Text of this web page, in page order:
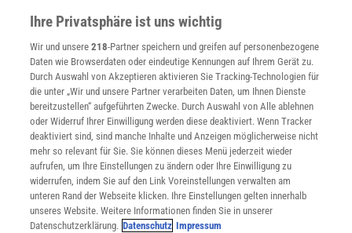
konzentrieren.
Belege dafürhaben Wissenschaftler der University of British
Columbia im kanadischen Vancouver zusammengetragen:
Müdigkeit verschlechterte beispielsweise
bei Kindern mit ADHS
auch die schulischen Leistungen - und zwar über die ADHS-
Symptome hinaus. Im Gehirn reagiert offenbar der präfrontale
Kortex besonders sensibel auf schlechten Schlaf, und dessen
Aufgaben liegen eben gerade in Bereichen wie Impulskontrolle und
Aufmerksamkeitssteuerung. Das zeigt einmal mehr: Die
Verbindung zwischen psychischen Erkrankungen und
Schlafstörungen ist beileibe keine Einbahnstraße - sondern verläuft
Presse
Verträge kündigen
Widerruf
INFO
Mediadaten
Datenschutz
Nutzungsbedingungen
Cookie-Einstellungen
Utiq verwalten
Nutzungsbasierte Onlinewerbung
Alle Artikel
Impressum
Ihre Privatsphäre ist uns wichtig
Wir und unsere218-Partner speichern und greifen auf personenbezogene
Daten wie Browserdaten oder eindeutige Kennungen auf Ihrem Gerät zu.
Durch Auswahl von Akzeptieren aktivieren Sie Tracking-Technologien für
die unter „Wir und unsere Partner verarbeiten Daten, um Ihnen Dienste
bereitzustellen“ aufgeführten Zwecke. Durch Auswahl von Alle ablehnen
oder Widerruf Ihrer Einwilligung werden diese deaktiviert. Wenn Tracker
deaktiviert sind, sind manche Inhalte und Anzeigen möglicherweise nicht
mehr so relevant für Sie. Sie können dieses Menü jederzeit wieder
aufrufen, um Ihre Einstellungen zu ändern oder Ihre Einwilligung zu
widerrufen, indem Sie auf den Link Voreinstellungen verwalten am
unteren Rand der Webseite klicken. Ihre Einstellungen gelten innerhalb
unseres Website. Weitere Informationen finden Sie in unserer
Datenschutzerklärung. Datenschutz Impressum